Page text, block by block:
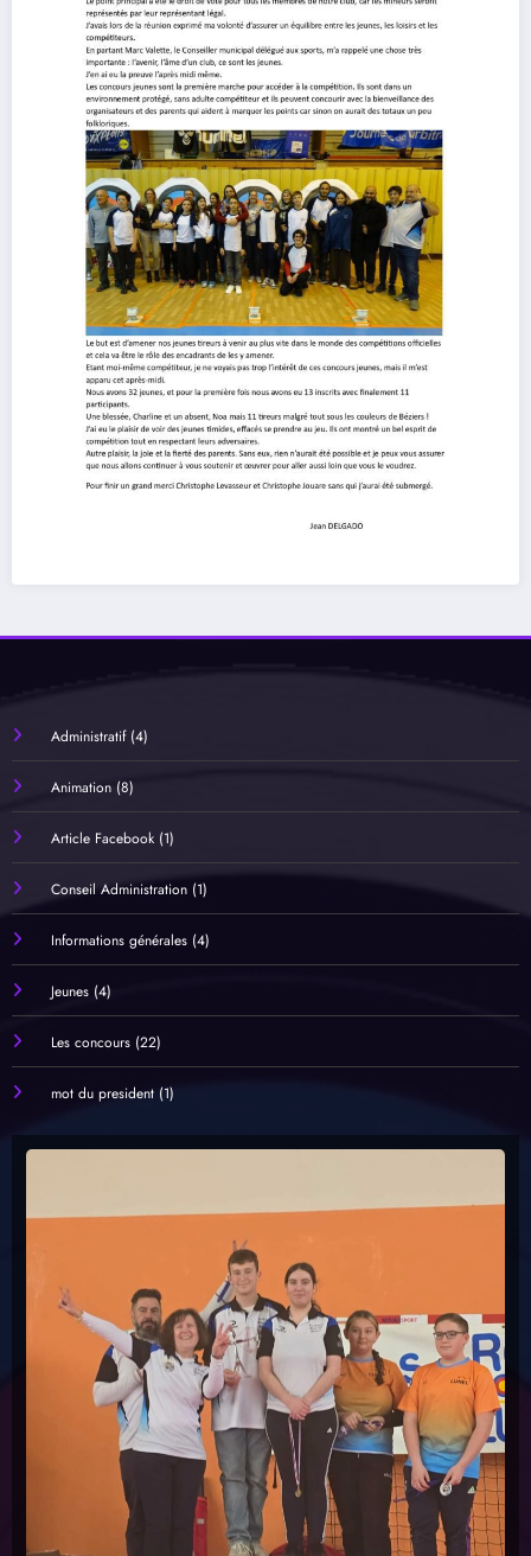
Administratif(4)
Animation(8)
Article Facebook(1)
Conseil Administration(1)
Informations générales(4)
Jeunes(4)
Les concours(22)
mot du president(1)